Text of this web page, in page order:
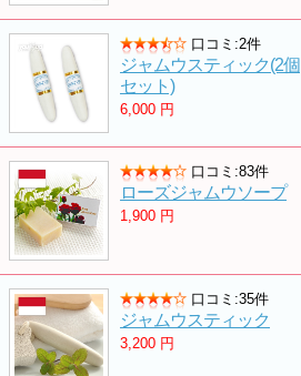
口コミ:2件
ジャムウスティック(2個
セット)
6,000 円
口コミ:83件
ローズジャムウソープ
1,900 円
口コミ:35件
ジャムウスティック
3,200 円